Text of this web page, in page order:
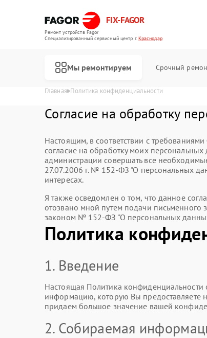
FIX-FAGOR
Ремонт устройств Fagor
Специализированный cервисный центр г.Краснодар
Мы ремонтируем Срочный
Главная Политика конфиденциальности
Согласие на обработку
Настоящим, в соответствии с
согласие на обработку моих
администрации совершать все
27.07.2006 г. № 152-ФЗ "О персональных
интересах.
Я также осведомлен о том, что данное
отозвано мной путем подачи письменного
законом № 152-ФЗ "О персональных
Политика
1. Введение
Настоящая Политика конфиденциальности
информацию, которую Вы предоставляете
придаем большое значение вашей
2. Собираемая